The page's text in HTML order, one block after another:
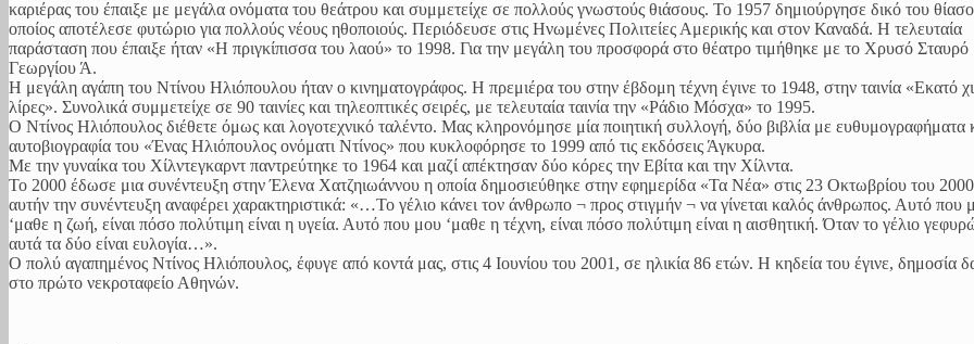
καριέρας του έπαιξε με μεγάλα ονόματα του θεάτρου και συμμετείχε σε πολλούς γνωστούς θιάσους. Το 1957 δημιούργησε δικό του
οποίος αποτέλεσε φυτώριο για πολλούς νέους ηθοποιούς. Περιόδευσε στις Ηνωμένες Πολιτείες Αμερικής και στον Καναδά. Η τελευταία
παράσταση που έπαιξε ήταν «Η πριγκίπισσα του λαού» το 1998. Για την μεγάλη του προσφορά στο θέατρο τιμήθηκε με το Χρυσό Σταυρό
Γεωργίου Ά.
Η μεγάλη αγάπη του Ντίνου Ηλιόπουλου ήταν ο κινηματογράφος. Η πρεμιέρα του στην έβδομη τέχνη έγινε το 1948, στην ταινία «Εκατό
λίρες». Συνολικά συμμετείχε σε 90 ταινίες και τηλεοπτικές σειρές, με τελευταία ταινία την «Ράδιο Μόσχα» το 1995.
Ο Ντίνος Ηλιόπουλος διέθετε όμως και λογοτεχνικό ταλέντο. Μας κληρονόμησε μία ποιητική συλλογή, δύο βιβλία με ευθυμογραφήματα
αυτοβιογραφία του «Ένας Ηλιόπουλος ονόματι Nτίνος» που κυκλοφόρησε το 1999 από τις εκδόσεις Άγκυρα.
Με την γυναίκα του Χίλντεγκαρντ παντρεύτηκε το 1964 και μαζί απέκτησαν δύο κόρες την Εβίτα και την Χίλντα.
Το 2000 έδωσε μια συνέντευξη στην Έλενα Χατζηιωάννου η οποία δημοσιεύθηκε στην εφημερίδα «Τα Νέα» στις 23 Οκτωβρίου του
αυτήν την συνέντευξη αναφέρει χαρακτηριστικά: «…Το γέλιο κάνει τον άνθρωπο ¬ προς στιγμήν ¬ να γίνεται καλός άνθρωπος. Αυτό που
‘μαθε η ζωή, είναι πόσο πολύτιμη είναι η υγεία. Αυτό που μου ‘μαθε η τέχνη, είναι πόσο πολύτιμη είναι η αισθητική. Όταν το γέλιο
αυτά τα δύο είναι ευλογία…».
Ο πολύ αγαπημένος Ντίνος Ηλιόπουλος, έφυγε από κοντά μας, στις 4 Ιουνίου του 2001, σε ηλικία 86 ετών. Η κηδεία του έγινε, δημοσία
στο πρώτο νεκροταφείο Αθηνών.